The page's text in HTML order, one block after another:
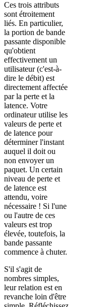
Ces trois attributs
sont étroitement
liés. En particulier,
la portion de bande
passante disponible
qu'obtient
effectivement un
utilisateur (c'est-à-
dire le débit) est
directement affectée
par la perte et la
latence. Votre
ordinateur utilise les
valeurs de perte et
de latence pour
déterminer l'instant
auquel il doit ou
non envoyer un
paquet. Un certain
niveau de perte et
de latence est
attendu, voire
nécessaire ! Si l'une
ou l'autre de ces
valeurs est trop
élevée, toutefois, la
bande passante
commence à chuter.
S'il s'agit de
nombres simples,
leur relation est en
revanche loin d'être